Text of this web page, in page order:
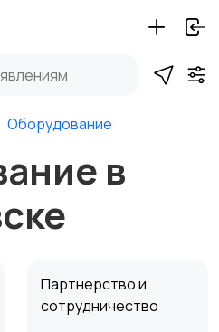
Оборудование
в
Партнерство и
сотрудничество